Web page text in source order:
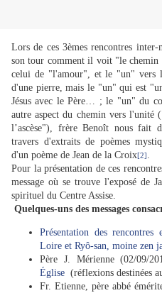
Lors de ces 3èmes rencontres
son tour comment il voit "le
celui de "l'amour", et le "un" vers
d'une pierre, mais le "un" qui est
Jésus avec le Père… ; le "un" du
autre aspect du chemin vers l'unité
l’ascèse"), frère Benoît nous fait
travers d'extraits de poèmes
d'un poème de Jean de la Croix[2] .
Pour la présentation de ces
message où se trouve l'exposé de
spirituel du Centre Assise.
Quelques-uns des messages
Présentation des
Loire et Ryô-san, moine zen
Père J. Mérienne (02/09/
Église (réflexions destinées
Fr. Etienne, père abbé